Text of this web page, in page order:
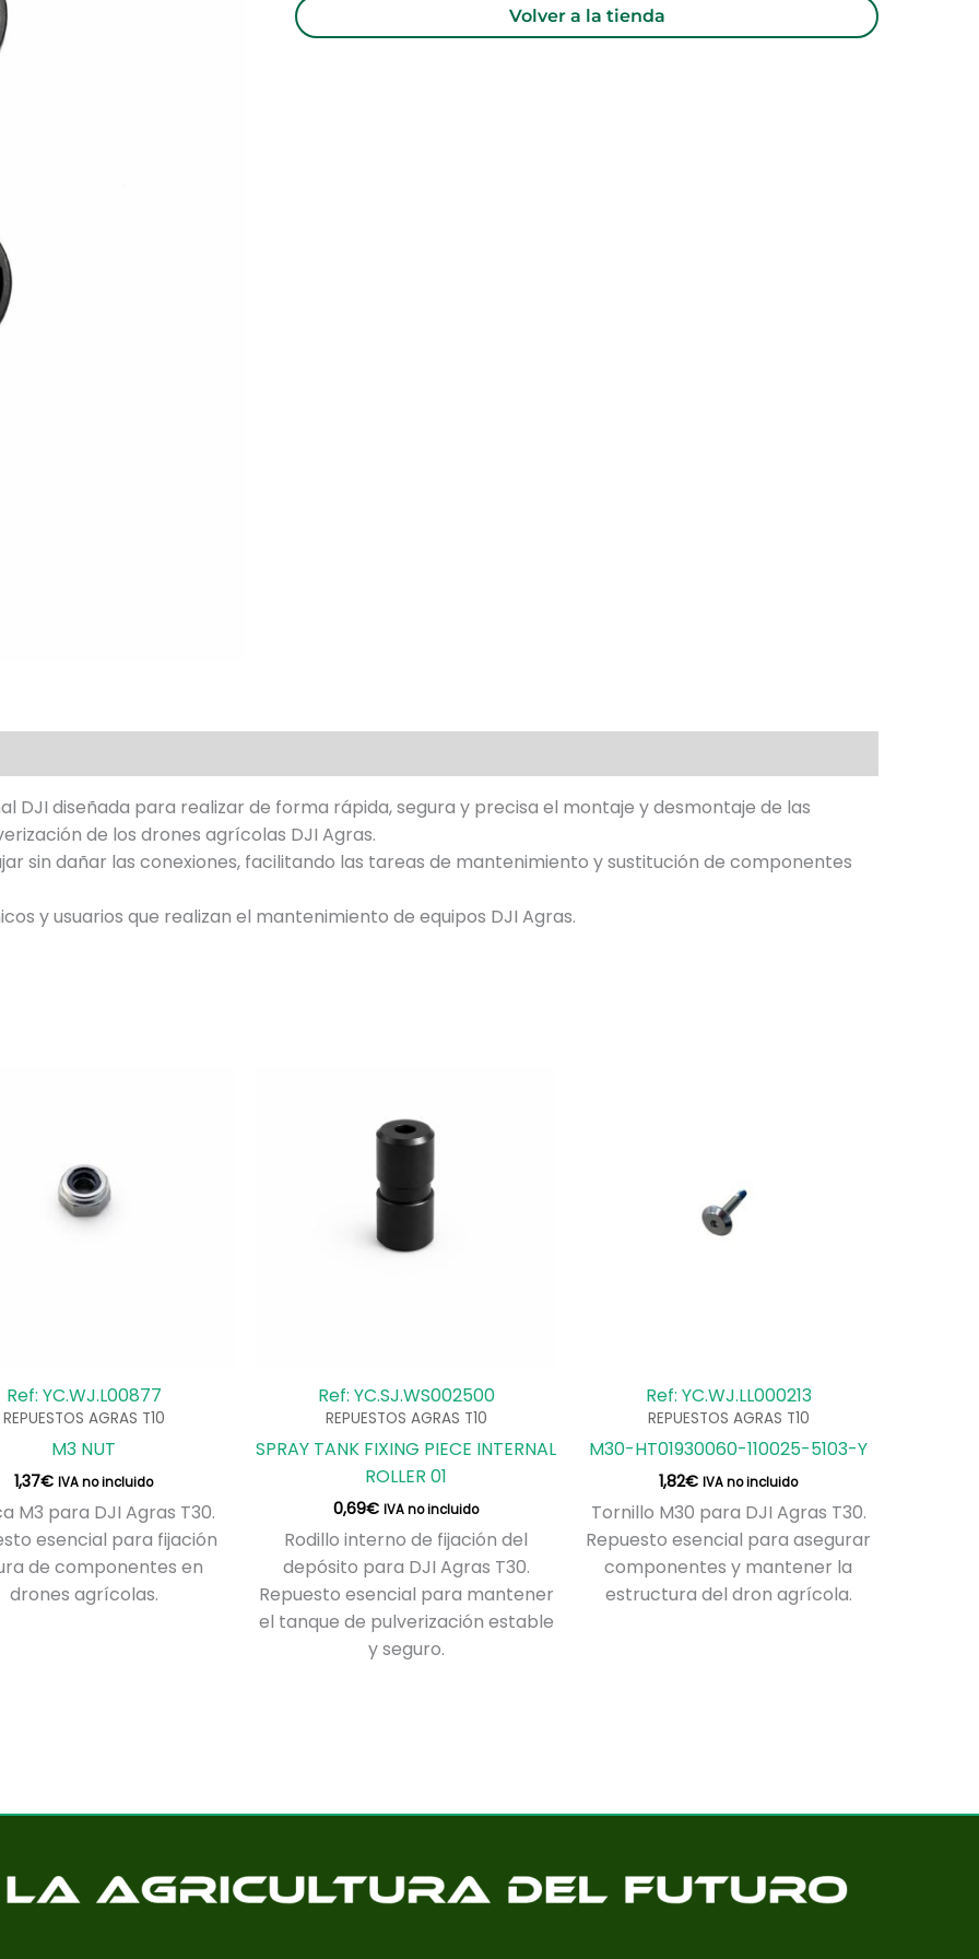
Volver a la tienda
DJI diseñada para realizar de forma rápida, segura y precisa el montaje y desmontaje de las
de los drones agrícolas DJI Agras.
sin dañar las conexiones, facilitando las tareas de mantenimiento y sustitución de componentes
y usuarios que realizan el mantenimiento de equipos DJI Agras.
Ref: YC.WJ.L00877
REPUESTOS AGRAS T10
M3 NUT
1,37€ IVA no incluido
M3 para DJI Agras T30.
esencial para fijación
de componentes en
drones agrícolas.
Ref: YC.SJ.WS002500
REPUESTOS AGRAS T10
SPRAY TANK FIXING PIECE INTERNAL
ROLLER 01
0,69€ IVA no incluido
Rodillo interno de fijación del
depósito para DJI Agras T30.
Repuesto esencial para mantener
el tanque de pulverización estable
y seguro.
Ref: YC.WJ.LL000213
REPUESTOS AGRAS T10
M30-HT01930060-110025-5103-Y
1,82€ IVA no incluido
Tornillo M30 para DJI Agras T30.
Repuesto esencial para asegurar
componentes y mantener la
estructura del dron agrícola.